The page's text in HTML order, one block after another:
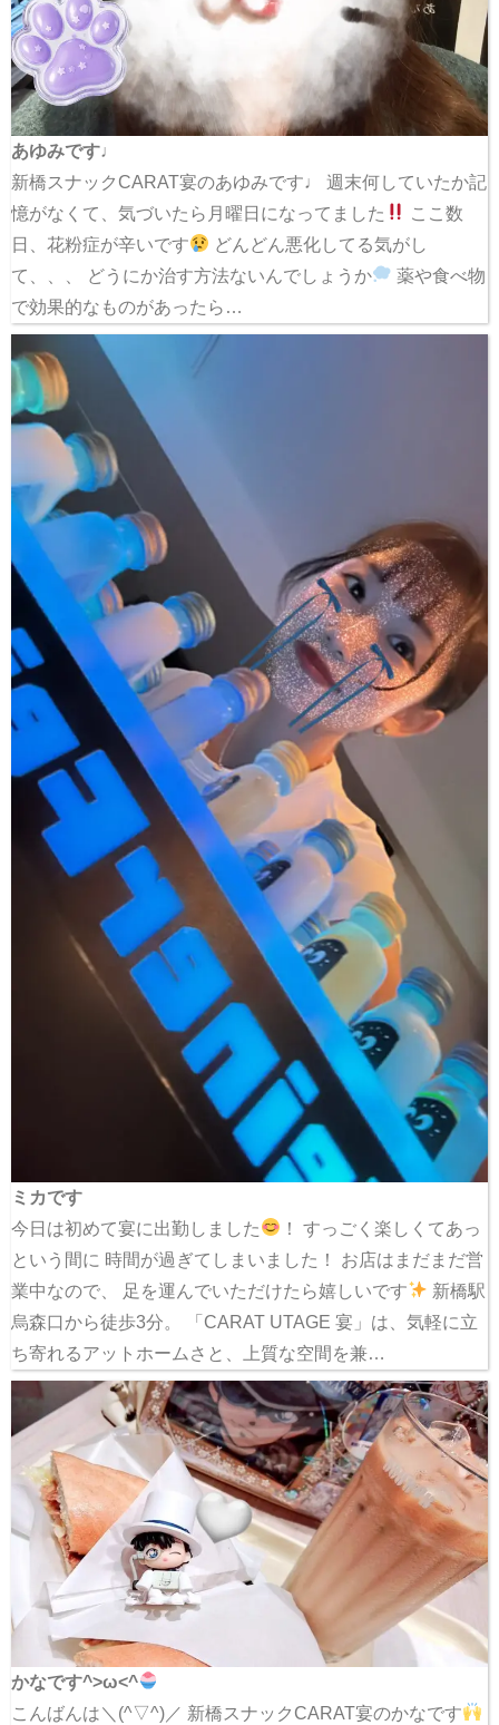
あゆみです♩
新橋スナックCARAT宴のあゆみです♩ 週末何していたか記
憶がなくて、気づいたら月曜日になってました
ここ数
日、花粉症が辛いです
どんどん悪化してる気がし
て、、、 どうにか治す方法ないんでしょうか
薬や食べ物
で効果的なものがあったら…
ミカです
今日は初めて宴に出勤しました
！ すっごく楽しくてあっ
という間に 時間が過ぎてしまいました！ お店はまだまだ営
業中なので、 足を運んでいただけたら嬉しいです
新橋駅
烏森口から徒歩3分。 「CARAT UTAGE 宴」は、気軽に立
ち寄れるアットホームさと、上質な空間を兼…
かなです^>ω<^
こんばんは＼(^▽^)／ 新橋スナックCARAT宴のかなです